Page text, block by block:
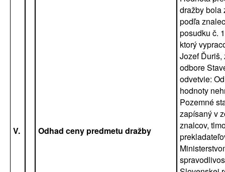
V. Odhad ceny predmetu dražby
dražby bola
podľa
posudku č.
ktorý
Jozef Ďuriš,
odbore
odvetvie:
hodnoty
Pozemné
zapísaný v
znalcov,